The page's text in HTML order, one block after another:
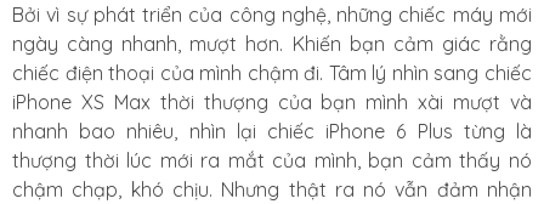
Bởi vì sự phát triển của công nghệ, những chiếc máy mới
ngày càng nhanh, mượt hơn. Khiến bạn cảm giác rằng
chiếc điện thoại của mình chậm đi. Tâm lý nhìn sang chiếc
iPhone XS Max thời thượng của bạn mình xài mượt và
nhanh bao nhiêu, nhìn lại chiếc iPhone 6 Plus từng là
thượng thời lúc mới ra mắt của mình, bạn cảm thấy nó
chậm chạp, khó chịu. Nhưng thật ra nó vẫn đảm nhận